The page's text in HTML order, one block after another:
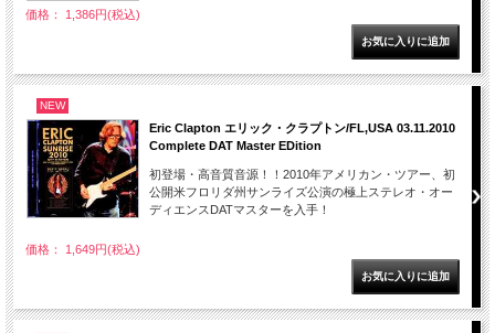
価格： 1,386円(税込)
NEW
Eric Clapton エリック・クラプトン/FL,USA 03.11.2010
Complete DAT Master EDition
初登場・高音質音源！！2010年アメリカン・ツアー、初
公開米フロリダ州サンライズ公演の極上ステレオ・オー
ディエンスDATマスターを入手！
価格： 1,649円(税込)